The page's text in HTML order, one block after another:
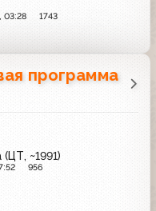
03:28 1743
программа
~1991)
956